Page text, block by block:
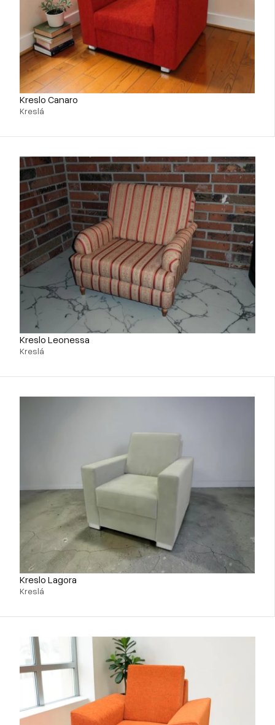
Kreslo Canaro
Kreslá
Kreslo Leonessa
Kreslá
Kreslo Lagora
Kreslá